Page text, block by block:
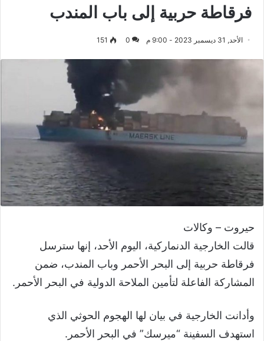
فرقاطة حربية إلى باب المندب
الأحد, 31 ديسمبر 2023 - 9:00 م 0
151
حيروت – وكالات
قالت الخارجية الدنماركية، اليوم الأحد، إنها سترسل
فرقاطة حربية إلى البحر الأحمر وباب المندب، ضمن
المشاركة الفاعلة لتأمين الملاحة الدولية في البحر الأحمر.
وأدانت الخارجية في بيان لها الهجوم الحوثي الذي
استهدف السفينة “ميرسك” في البحر الأحمر.